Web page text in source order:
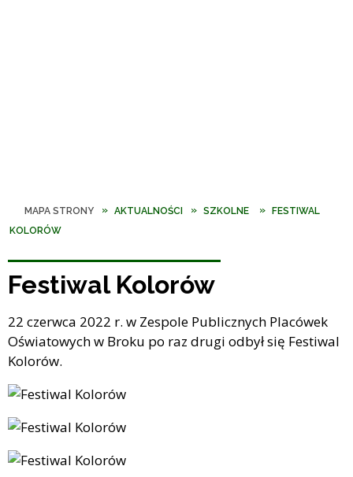
MAPA STRONY AKTUALNOŚCI SZKOLNE
FESTIWAL
KOLORÓW
Festiwal Kolorów
22 czerwca 2022 r. w Zespole Publicznych Placówek
Oświatowych w Broku po raz drugi odbył się Festiwal
Kolorów.